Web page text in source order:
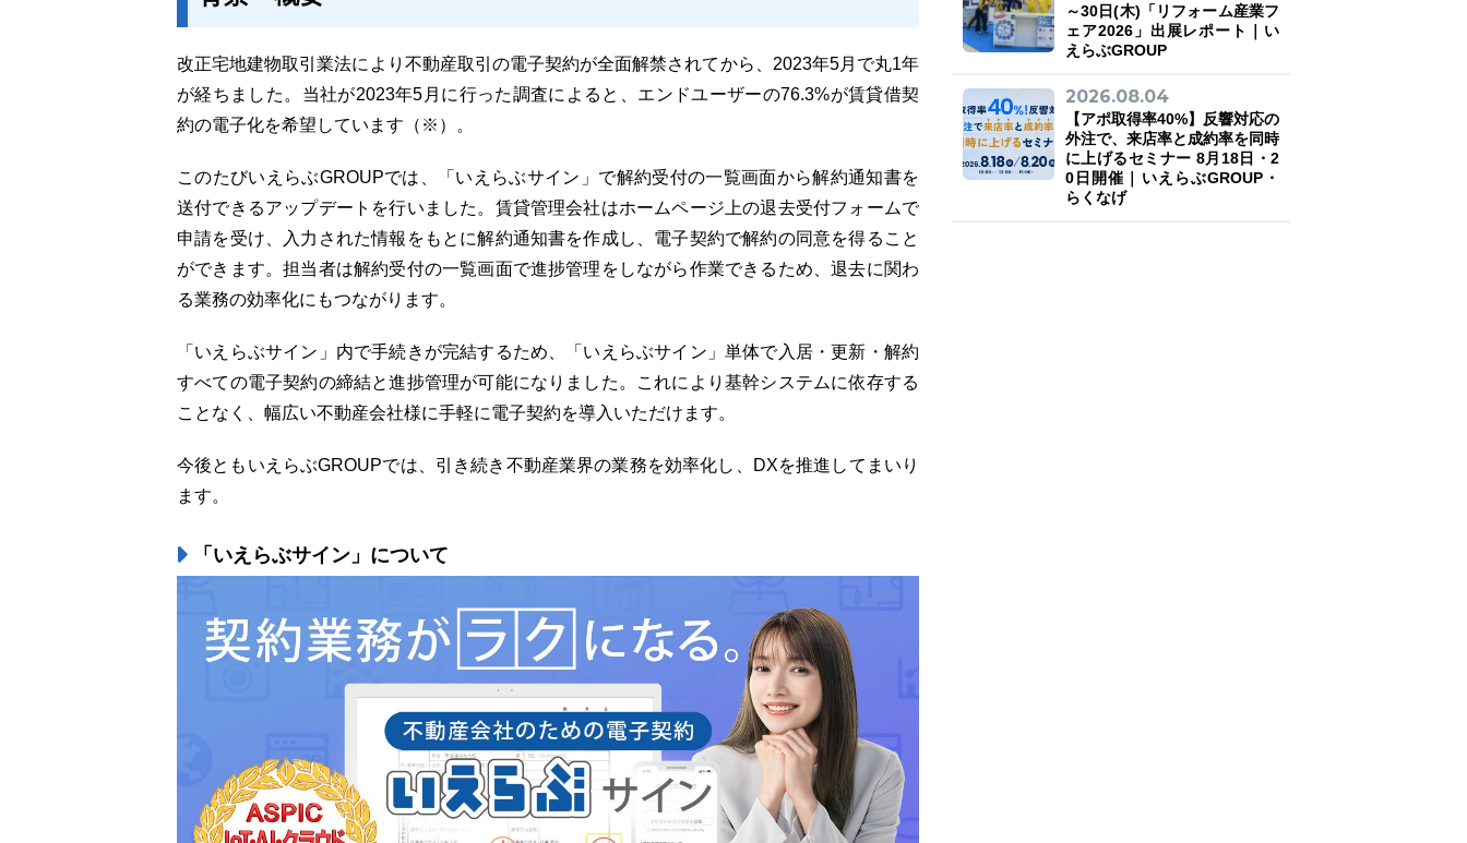
改正宅地建物取引業法により不動産取引の電子契約が全面解禁されてから、2023年5月で丸1年
が経ちました。当社が2023年5月に行った調査によると、エンドユーザーの76.3%が賃貸借契
約の電子化を希望しています（※）。
このたびいえらぶGROUPでは、「いえらぶサイン」で解約受付の一覧画面から解約通知書を
送付できるアップデートを行いました。賃貸管理会社はホームページ上の退去受付フォームで
申請を受け、入力された情報をもとに解約通知書を作成し、電子契約で解約の同意を得ること
ができます。担当者は解約受付の一覧画面で進捗管理をしながら作業できるため、退去に関わ
る業務の効率化にもつながります。
「いえらぶサイン」内で手続きが完結するため、「いえらぶサイン」単体で入居・更新・解約
すべての電子契約の締結と進捗管理が可能になりました。これにより基幹システムに依存する
ことなく、幅広い不動産会社様に手軽に電子契約を導入いただけます。
今後ともいえらぶGROUPでは、引き続き不動産業界の業務を効率化し、DXを推進してまいり
ます。
「いえらぶサイン」について
～30日(木)「リフォーム産業フ
ェア2026」出展レポート｜い
えらぶGROUP
2026.08.04
【アポ取得率40%】反響対応の
外注で、来店率と成約率を同時
に上げるセミナー 8月18日・2
0日開催｜いえらぶGROUP・
らくなげ